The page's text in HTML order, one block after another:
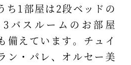
ち1部屋は2段ベッドの
バスルームのお部屋
備えています。チュイ
ン・パレ、オルセー美